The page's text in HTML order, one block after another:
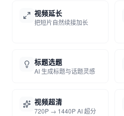
视频延长
把短片自然续接加长
标题选题
AI 生成标题与话题灵感
视频超清
720P → 1440P AI 超分